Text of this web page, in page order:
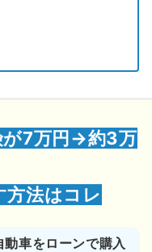
が7万円→約3万
方法はコレ
車をローンで購入